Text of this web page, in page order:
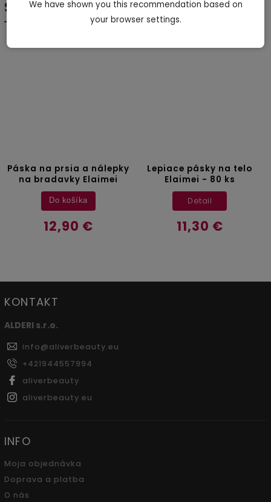
SÚVISIACI TOVAR
Páska na prsia a nálepky
na bradavky Elaimei
12,90 €
Do košíka
Lepiace pásky na telo
Elaimei - 80 ks
11,30 €
Detail
KONTAKT
ALDERI s.r.o.
info@aliverbeauty.eu
+421944557994
aliverbeauty
aliverbeauty.eu
INFO
Moja objednávka
Doprava a platba
O nás
We have shown you this recommendation based on
your browser settings.